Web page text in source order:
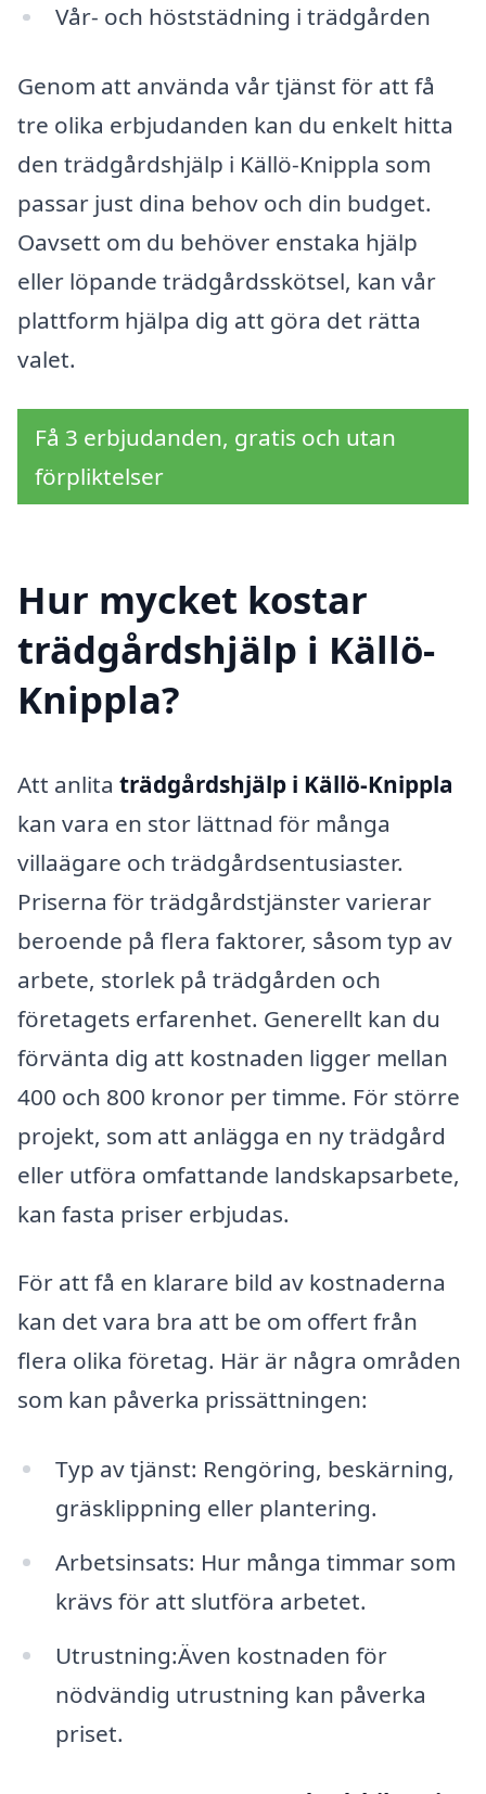
Vår- och höststädning i trädgården
Genom att använda vår tjänst för att få
tre olika erbjudanden kan du enkelt hitta
den trädgårdshjälp i Källö-Knippla som
passar just dina behov och din budget.
Oavsett om du behöver enstaka hjälp
eller löpande trädgårdsskötsel, kan vår
plattform hjälpa dig att göra det rätta
valet.
Få 3 erbjudanden, gratis och utan
förpliktelser
Hur mycket kostar
trädgårdshjälp i Källö-
Knippla?
Att anlita trädgårdshjälp i Källö-Knippla
kan vara en stor lättnad för många
villaägare och trädgårdsentusiaster.
Priserna för trädgårdstjänster varierar
beroende på flera faktorer, såsom typ av
arbete, storlek på trädgården och
företagets erfarenhet. Generellt kan du
förvänta dig att kostnaden ligger mellan
400 och 800 kronor per timme. För större
projekt, som att anlägga en ny trädgård
eller utföra omfattande landskapsarbete,
kan fasta priser erbjudas.
För att få en klarare bild av kostnaderna
kan det vara bra att be om offert från
flera olika företag. Här är några områden
som kan påverka prissättningen:
Typ av tjänst: Rengöring, beskärning,
gräsklippning eller plantering.
Arbetsinsats: Hur många timmar som
krävs för att slutföra arbetet.
Utrustning:Även kostnaden för
nödvändig utrustning kan påverka
priset.